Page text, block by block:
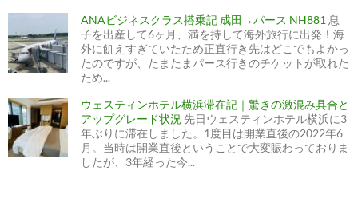
ANAビジネスクラス搭乗記 成田→パース NH881 息
子を出産して6ヶ月、満を持して海外旅行に出発！海
外に飢えすぎていたため正直行き先はどこでもよかっ
たのですが、たまたまパース行きのチケットが取れた
ため...
ウェスティンホテル横浜滞在記｜驚きの激混み具合と
アップグレード状況 先日ウェスティンホテル横浜に3
年ぶりに滞在しました。1度目は開業直後の2022年6
月。当時は開業直後ということで大変賑わっておりま
したが、3年経った今...